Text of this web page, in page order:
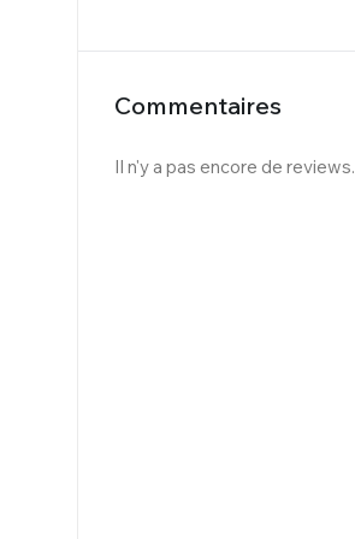
Commentaires
Il n'y a pas encore de reviews.